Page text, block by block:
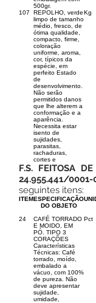
500gr.
107
REPOLHO, verde
limpo de tamanho
médio, fresco, de
ótima qualidade,
compacto, firme,
coloração
uniforme, aroma,
cor, típicos da
espécie, em
perfeito Estado
de
desenvolvimento.
Não serão
permitidos danos
que lhe alterem a
conformação e a
aparência.
Necessita estar
isento de
sujidades,
parasitas,
rachaduras,
cortes e
Kg
F.S. FEITOSA
24.955.441/0001-
seguintes itens:
ITEMESPECIFICAÇÃO
DO OBJETO
24
CAFÉ TORRADO
E MOIDO, EM
PÓ. TIPO 3
CORAÇÕES
Características
Técnicas: Café
torrado, moído,
embalado a
vácuo, com 100%
de pureza. Não
deve apresentar
sujidade,
umidade,
Pct